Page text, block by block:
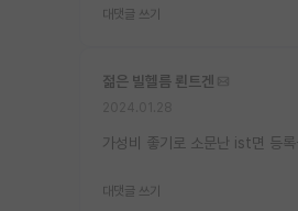
대댓글 쓰기
젊은 빌헬름 뢴트겐
가성비 좋기로 소문난 ist면 등
대댓글 쓰기